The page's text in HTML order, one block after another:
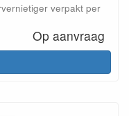
verpakt per
Op aanvraag